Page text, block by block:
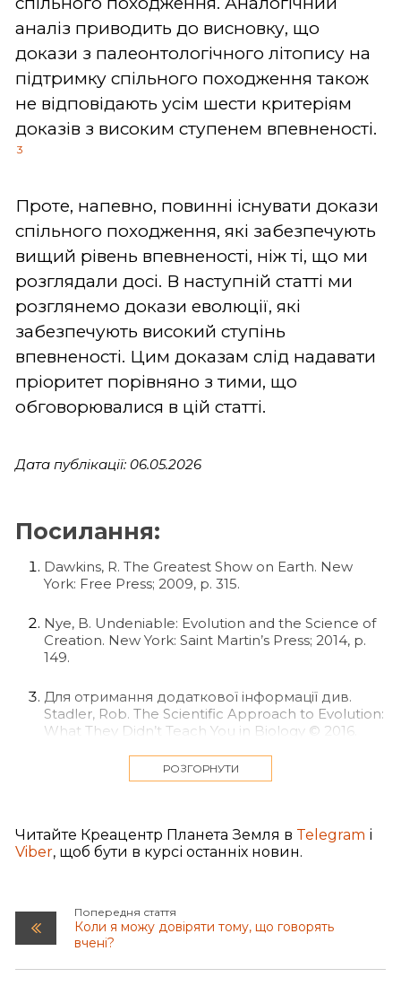
аналіз приводить до висновку, що
докази з палеонтологічного літопису на
підтримку спільного походження також
не відповідають усім шести критеріям
доказів з високим ступенем впевненості.
3
Проте, напевно, повинні існувати докази
спільного походження, які забезпечують
вищий рівень впевненості, ніж ті, що ми
розглядали досі. В наступній статті ми
розглянемо докази еволюції, які
забезпечують високий ступінь
впевненості. Цим доказам слід надавати
пріоритет порівняно з тими, що
обговорювалися в цій статті.
Дата публікації: 06.05.2026
Посилання:
Dawkins, R. The Greatest Show on Earth. New
York: Free Press; 2009, p. 315.
Nye, B. Undeniable: Evolution and the Science of
Creation. New York: Saint Martin’s Press; 2014, p.
149.
Для отримання додаткової інформації див.
Stadler, Rob. The Scientific Approach to Evolution:
What They Didn’t Teach You in Biology © 2016.
https://youtu.be/smTbYKJcnj8?
si=6m6VjGF0X9ORkTRT;
hqOnGw?si=fqC7z5jK8pk7M2-Q
РОЗГОРНУТИ
Читайте Креацентр Планета Земля в Telegram і
Viber, щоб бути в курсі останніх новин.
Попередня стаття
Коли я можу довіряти тому, що говорять
вчені?